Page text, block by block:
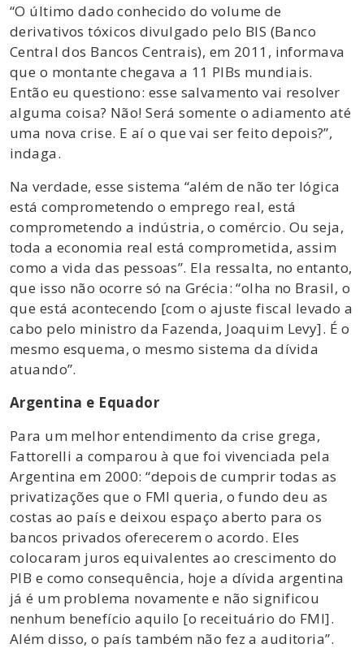
“O último dado conhecido do volume de
derivativos tóxicos divulgado pelo BIS (Banco
Central dos Bancos Centrais), em 2011, informava
que o montante chegava a 11 PIBs mundiais.
Então eu questiono: esse salvamento vai resolver
alguma coisa? Não! Será somente o adiamento até
uma nova crise. E aí o que vai ser feito depois?”,
indaga.
Na verdade, esse sistema “além de não ter lógica
está comprometendo o emprego real, está
comprometendo a indústria, o comércio. Ou seja,
toda a economia real está comprometida, assim
como a vida das pessoas”. Ela ressalta, no entanto,
que isso não ocorre só na Grécia: “olha no Brasil, o
que está acontecendo [com o ajuste fiscal levado a
cabo pelo ministro da Fazenda, Joaquim Levy]. É o
mesmo esquema, o mesmo sistema da dívida
atuando”.
Argentina e Equador
Para um melhor entendimento da crise grega,
Fattorelli a comparou à que foi vivenciada pela
Argentina em 2000: “depois de cumprir todas as
privatizações que o FMI queria, o fundo deu as
costas ao país e deixou espaço aberto para os
bancos privados oferecerem o acordo. Eles
colocaram juros equivalentes ao crescimento do
PIB e como consequência, hoje a dívida argentina
já é um problema novamente e não significou
nenhum benefício aquilo [o receituário do FMI].
Além disso, o país também não fez a auditoria”.